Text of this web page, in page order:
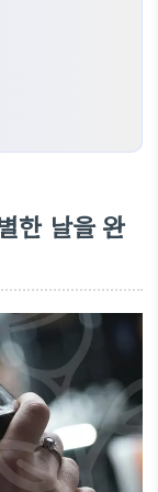
한 날을 완